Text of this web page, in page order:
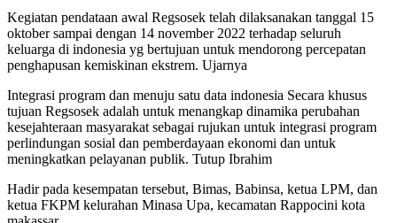
Kegiatan pendataan awal Regsosek telah dilaksanakan tanggal 15
oktober sampai dengan 14 november 2022 terhadap seluruh
keluarga di indonesia yg bertujuan untuk mendorong percepatan
penghapusan kemiskinan ekstrem. Ujarnya
Integrasi program dan menuju satu data indonesia Secara khusus
tujuan Regsosek adalah untuk menangkap dinamika perubahan
kesejahteraan masyarakat sebagai rujukan untuk integrasi program
perlindungan sosial dan pemberdayaan ekonomi dan untuk
meningkatkan pelayanan publik. Tutup Ibrahim
Hadir pada kesempatan tersebut, Bimas, Babinsa, ketua LPM, dan
ketua FKPM kelurahan Minasa Upa, kecamatan Rappocini kota